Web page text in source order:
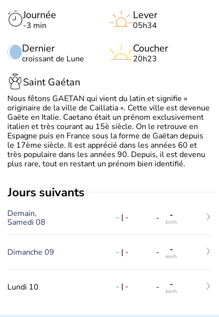
Journée
-3 min
Dernier
croissant de Lune
Lever
05h34
Coucher
20h23
Saint Gaétan
Nous fêtons GAETAN qui vient du latin et signifie «
originaire de la ville de Caillatia ». Cette ville est devenue
Gaëte en Italie. Caetano était un prénom exclusivement
italien et très courant au 15è siècle. On le retrouve en
Espagne puis en France sous la forme de Gaëtan depuis
le 17ème siècle. Il est apprécié dans les années 60 et
très populaire dans les années 90. Depuis, il est devenu
plus rare, tout en restant un prénom bien identifié.
jours suivants
Demain,
Samedi 08
- | - - -
km/h
Dimanche 09 - | - - -
km/h
Lundi 10 - | - - -
km/h